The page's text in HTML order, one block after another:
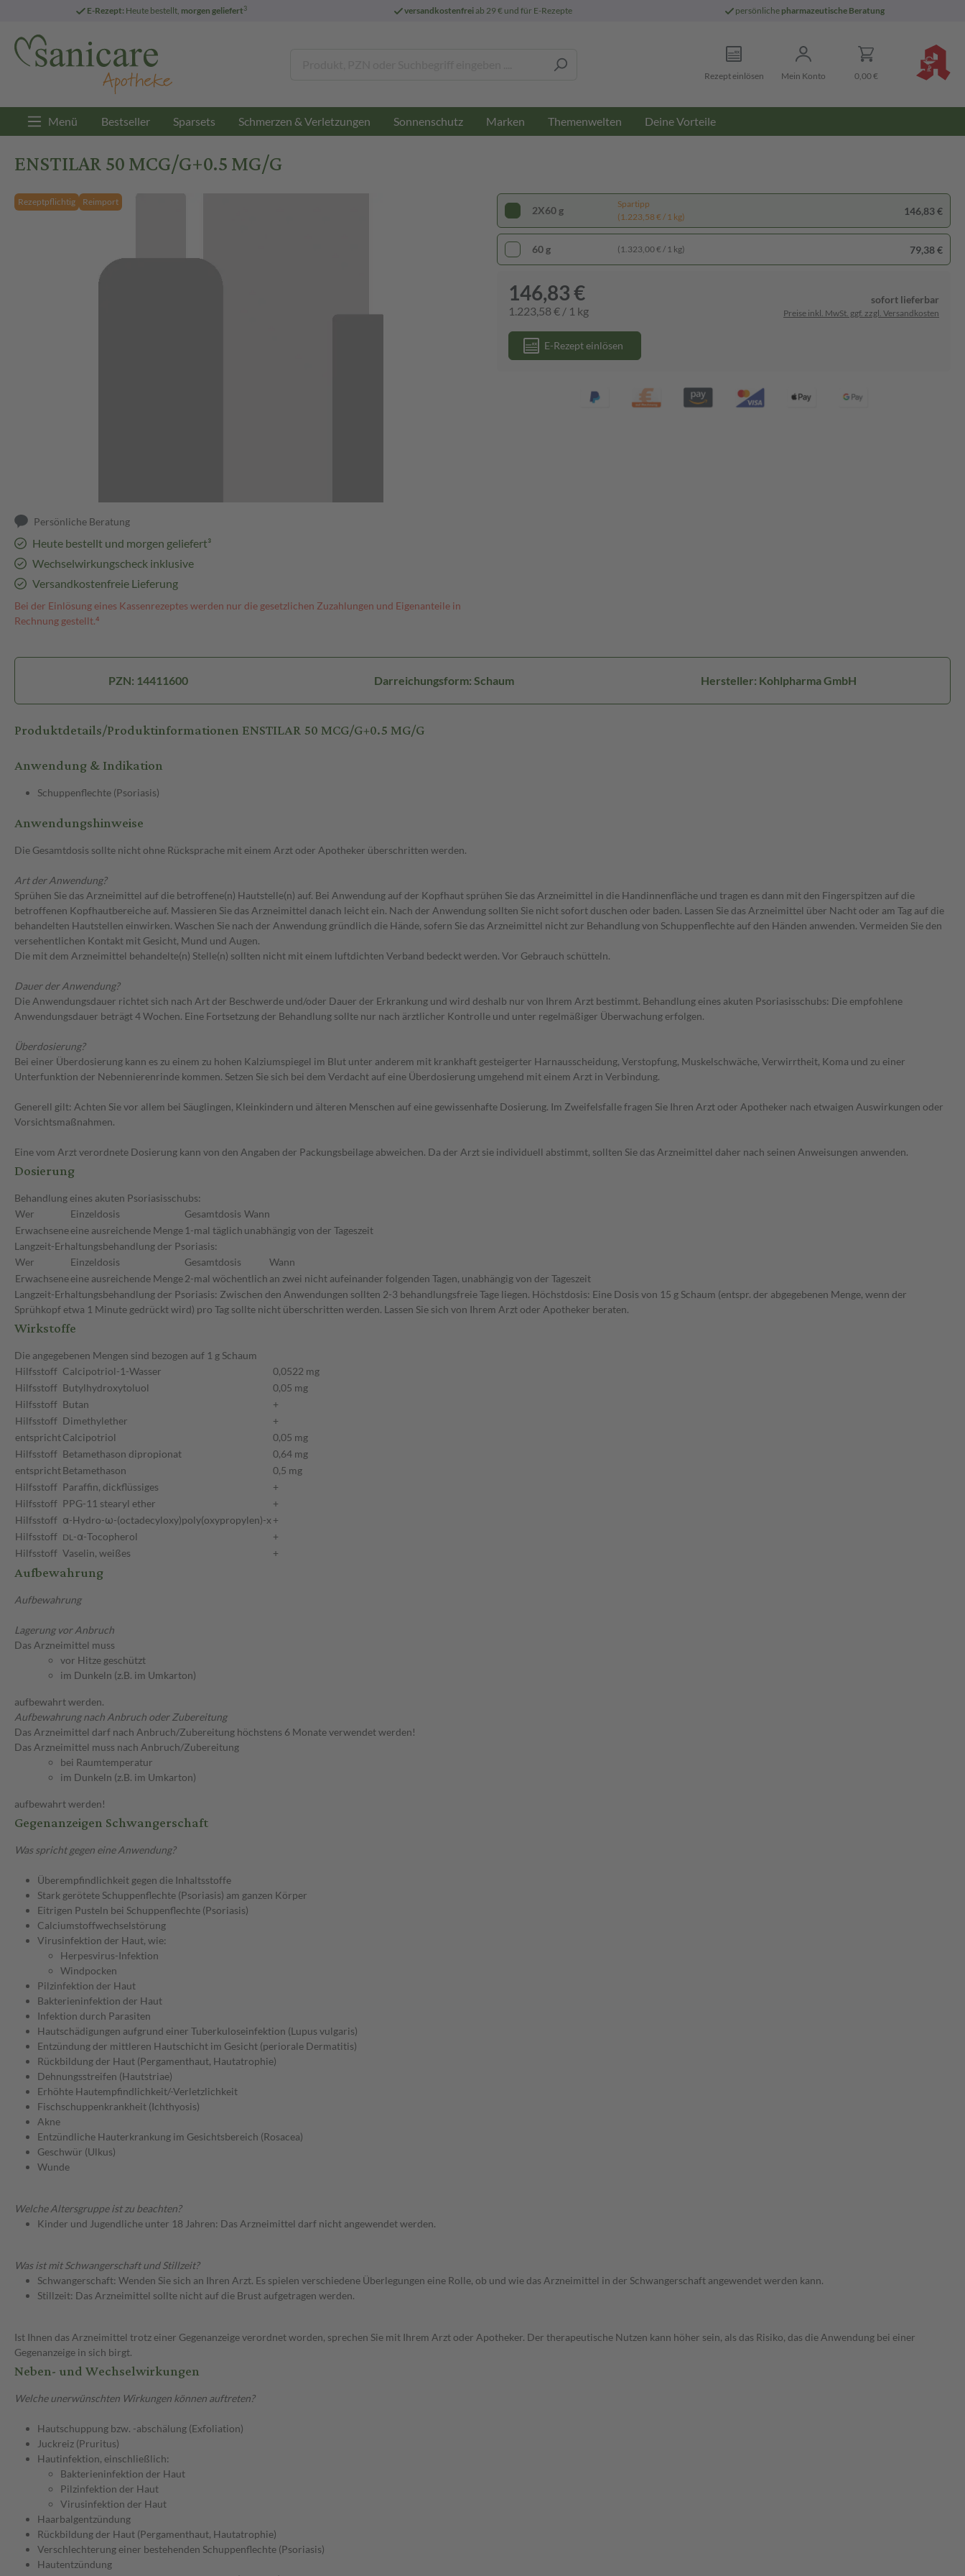
E-Rezept: Heute bestellt, morgen geliefert3 versandkostenfreiab 29 € und für E-Rezepte persönliche pharmazeutische Beratung
Rezept einlösen Mein Konto 0,00 €
Menü Bestseller Sparsets Schmerzen & Verletzungen Sonnenschutz Marken Themenwelten Deine Vorteile
ENSTILAR 50 MCG/G+0.5 MG/G
Rezeptpflichtig Reimport
Persönliche Beratung
Heute bestellt und morgen geliefert³
Wechselwirkungscheck inklusive
Versandkostenfreie Lieferung
Bei der Einlösung eines Kassenrezeptes werden nur die gesetzlichen Zuzahlungen und Eigenanteile in
Rechnung gestellt.⁴
2X60 g
Spartipp
(1.223,58 € / 1 kg)
146,83 €
60 g (1.323,00 € / 1 kg) 79,38 €
146,83 €
1.223,58 € / 1 kg
sofort lieferbar
Preise inkl. MwSt. ggf. zzgl. Versandkosten
E-Rezept einlösen
PZN: 14411600 Darreichungsform: Schaum Hersteller: Kohlpharma GmbH
Produktdetails/Produktinformationen ENSTILAR 50 MCG/G+0.5 MG/G
Anwendung & Indikation
Schuppenflechte (Psoriasis)
Anwendungshinweise
Die Gesamtdosis sollte nicht ohne Rücksprache mit einem Arzt oder Apotheker überschritten werden.
Art der Anwendung?
Sprühen Sie das Arzneimittel auf die betroffene(n) Hautstelle(n) auf. Bei Anwendung auf der Kopfhaut sprühen Sie das Arzneimittel in die Handinnenfläche und tragen es dann mit den Fingerspitzen auf die
betroffenen Kopfhautbereiche auf. Massieren Sie das Arzneimittel danach leicht ein. Nach der Anwendung sollten Sie nicht sofort duschen oder baden. Lassen Sie das Arzneimittel über Nacht oder am Tag auf die
behandelten Hautstellen einwirken. Waschen Sie nach der Anwendung gründlich die Hände, sofern Sie das Arzneimittel nicht zur Behandlung von Schuppenflechte auf den Händen anwenden. Vermeiden Sie den
versehentlichen Kontakt mit Gesicht, Mund und Augen.
Die mit dem Arzneimittel behandelte(n) Stelle(n) sollten nicht mit einem luftdichten Verband bedeckt werden. Vor Gebrauch schütteln.
Dauer der Anwendung?
Die Anwendungsdauer richtet sich nach Art der Beschwerde und/oder Dauer der Erkrankung und wird deshalb nur von Ihrem Arzt bestimmt. Behandlung eines akuten Psoriasisschubs: Die empfohlene
Anwendungsdauer beträgt 4 Wochen. Eine Fortsetzung der Behandlung sollte nur nach ärztlicher Kontrolle und unter regelmäßiger Überwachung erfolgen.
Überdosierung?
Bei einer Überdosierung kann es zu einem zu hohen Kalziumspiegel im Blut unter anderem mit krankhaft gesteigerter Harnausscheidung, Verstopfung, Muskelschwäche, Verwirrtheit, Koma und zu einer
Unterfunktion der Nebennierenrinde kommen. Setzen Sie sich bei dem Verdacht auf eine Überdosierung umgehend mit einem Arzt in Verbindung.
Generell gilt: Achten Sie vor allem bei Säuglingen, Kleinkindern und älteren Menschen auf eine gewissenhafte Dosierung. Im Zweifelsfalle fragen Sie Ihren Arzt oder Apotheker nach etwaigen Auswirkungen oder
Vorsichtsmaßnahmen.
Eine vom Arzt verordnete Dosierung kann von den Angaben der Packungsbeilage abweichen. Da der Arzt sie individuell abstimmt, sollten Sie das Arzneimittel daher nach seinen Anweisungen anwenden.
Dosierung
Behandlung eines akuten Psoriasisschubs:
Wer
Einzeldosis Gesamtdosis Wann
Erwachseneeine ausreichende Menge 1-mal täglich unabhängig von der Tageszeit
Langzeit-Erhaltungsbehandlung der Psoriasis:
Wer
Einzeldosis Gesamtdosis
Wann
Erwachseneeine ausreichende Menge2-mal wöchentlich an zwei nicht aufeinander folgenden Tagen, unabhängig von der Tageszeit
Langzeit-Erhaltungsbehandlung der Psoriasis: Zwischen den Anwendungen sollten 2-3 behandlungsfreie Tage liegen. Höchstdosis: Eine Dosis von 15 g Schaum (entspr. der abgegebenen Menge, wenn der
Sprühkopf etwa 1 Minute gedrückt wird) pro Tag sollte nicht überschritten werden. Lassen Sie sich von Ihrem Arzt oder Apotheker beraten.
Wirkstoffe
Die angegebenen Mengen sind bezogen auf 1 g Schaum
Hilfsstoff Calcipotriol-1-Wasser
0,0522 mg
Hilfsstoff Butylhydroxytoluol
0,05 mg
Hilfsstoff Butan
+
Hilfsstoff Dimethylether
+
entsprichtCalcipotriol
0,05 mg
Hilfsstoff Betamethason dipropionat
0,64 mg
entsprichtBetamethason
0,5 mg
Hilfsstoff Paraffin, dickflüssiges
+
Hilfsstoff PPG-11 stearyl ether
+
Hilfsstoff α-Hydro-ω-(octadecyloxy)poly(oxypropylen)-x +
Hilfsstoff DL-α-Tocopherol
+
Hilfsstoff Vaselin, weißes +
Aufbewahrung
Aufbewahrung
Lagerung vor Anbruch
Das Arzneimittel muss
vor Hitze geschützt
im Dunkeln (z.B. im Umkarton)
aufbewahrt werden.
Aufbewahrung nach Anbruch oder Zubereitung
Das Arzneimittel darf nach Anbruch/Zubereitung höchstens 6 Monate verwendet werden!
Das Arzneimittel muss nach Anbruch/Zubereitung
bei Raumtemperatur
im Dunkeln (z.B. im Umkarton)
aufbewahrt werden!
Gegenanzeigen Schwangerschaft
Was spricht gegen eine Anwendung?
Überempfindlichkeit gegen die Inhaltsstoffe
Stark gerötete Schuppenflechte (Psoriasis) am ganzen Körper
Eitrigen Pusteln bei Schuppenflechte (Psoriasis)
Calciumstoffwechselstörung
Virusinfektion der Haut, wie:
Herpesvirus-Infektion
Windpocken
Pilzinfektion der Haut
Bakterieninfektion der Haut
Infektion durch Parasiten
Hautschädigungen aufgrund einer Tuberkuloseinfektion (Lupus vulgaris)
Entzündung der mittleren Hautschicht im Gesicht (periorale Dermatitis)
Rückbildung der Haut (Pergamenthaut, Hautatrophie)
Dehnungsstreifen (Hautstriae)
Erhöhte Hautempfindlichkeit/-Verletzlichkeit
Fischschuppenkrankheit (Ichthyosis)
Akne
Entzündliche Hauterkrankung im Gesichtsbereich (Rosacea)
Geschwür (Ulkus)
Wunde
Welche Altersgruppe ist zu beachten?
Kinder und Jugendliche unter 18 Jahren: Das Arzneimittel darf nicht angewendet werden.
Was ist mit Schwangerschaft und Stillzeit?
Schwangerschaft: Wenden Sie sich an Ihren Arzt. Es spielen verschiedene Überlegungen eine Rolle, ob und wie das Arzneimittel in der Schwangerschaft angewendet werden kann.
Stillzeit: Das Arzneimittel sollte nicht auf die Brust aufgetragen werden.
Ist Ihnen das Arzneimittel trotz einer Gegenanzeige verordnet worden, sprechen Sie mit Ihrem Arzt oder Apotheker. Der therapeutische Nutzen kann höher sein, als das Risiko, das die Anwendung bei einer
Gegenanzeige in sich birgt.
Neben- und Wechselwirkungen
Welche unerwünschten Wirkungen können auftreten?
Hautschuppung bzw. -abschälung (Exfoliation)
Juckreiz (Pruritus)
Hautinfektion, einschließlich:
Bakterieninfektion der Haut
Pilzinfektion der Haut
Virusinfektion der Haut
Haarbalgentzündung
Rückbildung der Haut (Pergamenthaut, Hautatrophie)
Verschlechterung einer bestehenden Schuppenflechte (Psoriasis)
Hautentzündung